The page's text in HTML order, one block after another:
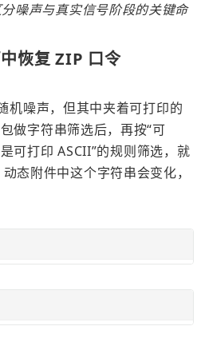
噪声与真实信号阶段的关键命
恢复 ZIP 口令
噪声，但其中夹着可打印的
做字符串筛选后，再按“可
可打印 ASCII”的规则筛选，就
态附件中这个字符串会变化，